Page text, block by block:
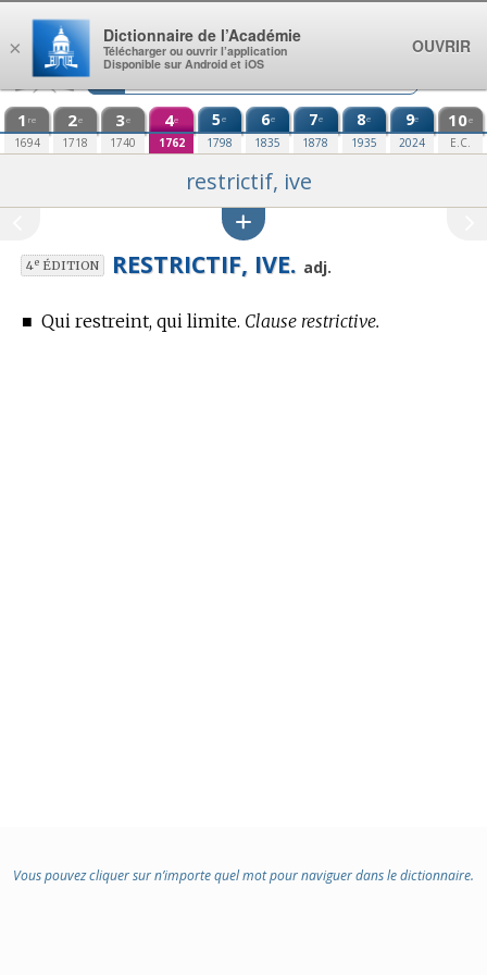
Aller au contenu
1 re
1694
2e
1718
3e
1740
4e
1762
5e
1798
6e
1835
7e
1878
8e
1935
9e
2024
10e
E.C.
restrictif, ive
4eÉDITION RESTRICTIF, IVE. adj.
■ Qui restreint, qui limite. Clause restrictive.
Vous pouvez cliquer sur n’importe quel mot pour naviguer dans le dictionnaire.
×
Dictionnaire de l’Académie
Télécharger ou ouvrir l’application
Disponible sur Android et iOS
OUVRIR